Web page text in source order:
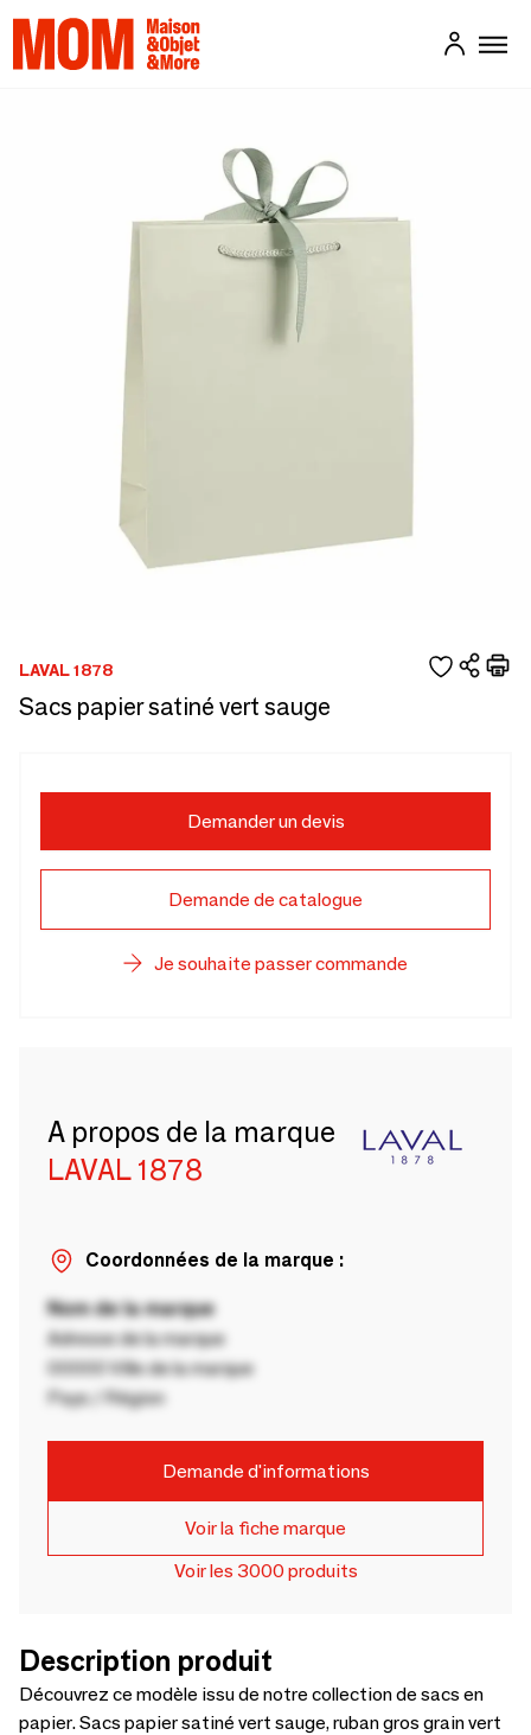
LAVAL 1878
Sacs papier satiné vert sauge
Demander un devis
Demande de catalogue
Je souhaite passer commande
A propos de la marque
LAVAL 1878
Coordonnées de la marque :
Nom de la marque
Adresse de la marque
00000 Ville de la marque
Pays / Région
Demande d'informations
Voir la fiche marque
Voir les 3000 produits
Description produit
Découvrez ce modèle issu de notre collection de sacs en
papier. Sacs papier satiné vert sauge, ruban gros grain vert